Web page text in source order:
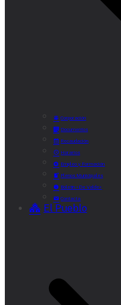
Corporación
Documentos
Recaudación
Horarios
Empleo y Formación
Plenos Municipales
Boletín «De Valde»
Contacta
El Pueblo